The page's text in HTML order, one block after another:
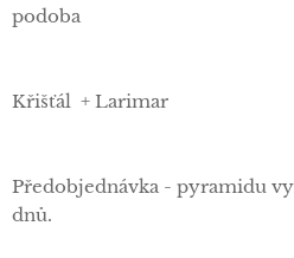
podoba
Křišťál + Larimar
Předobjednávka - pyramidu
dnů.